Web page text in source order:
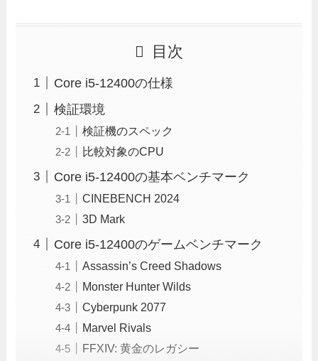
目次
Core i5-12400の仕様
検証環境
検証機のスペック
比較対象のCPU
Core i5-12400の基本ベンチマーク
CINEBENCH 2024
3D Mark
Core i5-12400のゲームベンチマーク
Assassin’s Creed Shadows
Monster Hunter Wilds
Cyberpunk 2077
Marvel Rivals
FFXIV: 黄金のレガシー